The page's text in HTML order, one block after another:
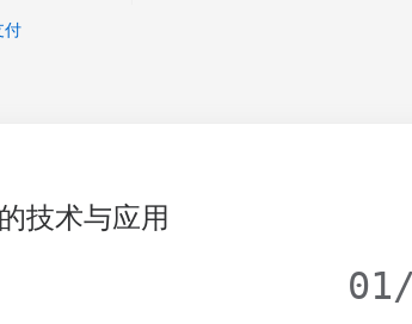
付
技术与应用